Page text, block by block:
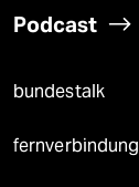
Podcast
bundestalk
fernverbindung